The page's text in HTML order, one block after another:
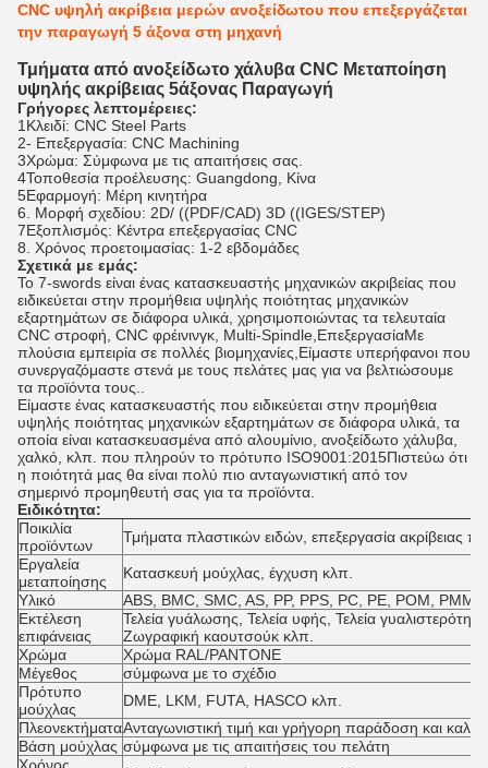
CNC υψηλή ακρίβεια μερών ανοξείδωτου που επεξεργάζεται
την παραγωγή 5 άξονα στη μηχανή
Τμήματα από ανοξείδωτο χάλυβα CNC Μεταποίηση
υψηλής ακρίβειας 5άξονας Παραγωγή
Γρήγορες λεπτομέρειες:
1Κλειδί: CNC Steel Parts
2- Επεξεργασία: CNC Machining
3Χρώμα: Σύμφωνα με τις απαιτήσεις σας.
4Τοποθεσία προέλευσης: Guangdong, Κίνα
5Εφαρμογή: Μέρη κινητήρα
6. Μορφή σχεδίου: 2D/ ((PDF/CAD) 3D ((IGES/STEP)
7Εξοπλισμός: Κέντρα επεξεργασίας CNC
8. Χρόνος προετοιμασίας: 1-2 εβδομάδες
Σχετικά με εμάς:
Το 7-swords είναι ένας κατασκευαστής μηχανικών ακριβείας που
ειδικεύεται στην προμήθεια υψηλής ποιότητας μηχανικών
εξαρτημάτων σε διάφορα υλικά, χρησιμοποιώντας τα τελευταία
CNC στροφή, CNC φρέινινγκ, Multi-Spindle,ΕπεξεργασίαΜε
πλούσια εμπειρία σε πολλές βιομηχανίες,Είμαστε υπερήφανοι που
συνεργαζόμαστε στενά με τους πελάτες μας για να βελτιώσουμε
τα προϊόντα τους..
Είμαστε ένας κατασκευαστής που ειδικεύεται στην προμήθεια
υψηλής ποιότητας μηχανικών εξαρτημάτων σε διάφορα υλικά, τα
οποία είναι κατασκευασμένα από αλουμίνιο, ανοξείδωτο χάλυβα,
χαλκό, κλπ. που πληρούν το πρότυπο ISO9001:2015Πιστεύω ότι
η ποιότητά μας θα είναι πολύ πιο ανταγωνιστική από τον
σημερινό προμηθευτή σας για τα προϊόντα.
Ειδικότητα:
Ποικιλία
προϊόντων
Τμήματα πλαστικών ειδών, επεξεργασία ακρίβειας
Εργαλεία
μεταποίησης
Κατασκευή μούχλας, έγχυση κλπ.
Υλικό
ABS, BMC, SMC, AS, PP, PPS, PC, PE, POM,
Εκτέλεση
επιφάνειας
Τελεία γυάλωσης, Τελεία υφής, Τελεία
Ζωγραφική καουτσούκ κλπ.
Χρώμα
Χρώμα RAL/PANTONE
Μέγεθος
σύμφωνα με το σχέδιο
Πρότυπο
μούχλας
DME, LKM, FUTA, HASCO κλπ.
ΠλεονεκτήματαΑνταγωνιστική τιμή και γρήγορη παράδοση και καλή
Βάση μούχλας σύμφωνα με τις απαιτήσεις του πελάτη